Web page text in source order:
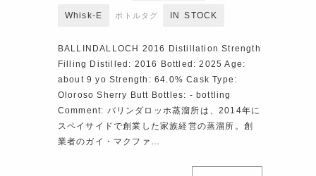
Whisk-E ボトルタグ IN STOCK
BALLINDALLOCH 2016 Distillation Strength
Filling Distilled: 2016 Bottled: 2025 Age:
about 9 yo Strength: 64.0% Cask Type:
Oloroso Sherry Butt Bottles: ‐ bottling
Comment: バリンダロッホ蒸溜所は、2014年に
スペイサイドで創業した家族経営の蒸溜所。創
業者のガイ・マクファ…